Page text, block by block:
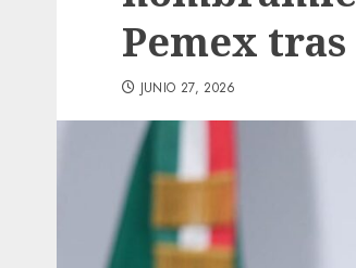
Pemex tras
JUNIO 27, 2026